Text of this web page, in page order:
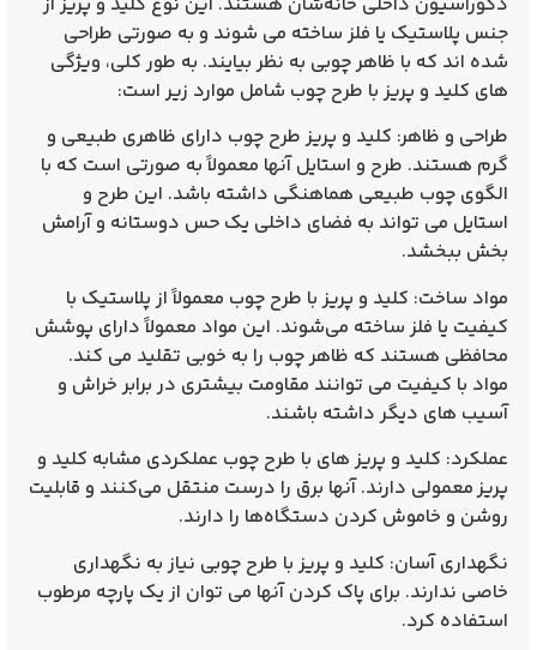
جنس پلاستیک یا فلز ساخته می‌ شوند و به صورتی طراحی
شده‌ اند که با ظاهر چوبی به نظر بیایند. به طور کلی، ویژگی‌
های کلید و پریز با طرح چوب شامل موارد زیر است:
طراحی و ظاهر: کلید و پریز طرح چوب دارای ظاهری طبیعی و
گرم هستند. طرح و استایل آنها معمولاً به صورتی است که با
الگوی چوب طبیعی هماهنگی داشته باشد. این طرح و
استایل می‌ تواند به فضای داخلی یک حس دوستانه و آرامش
بخش ببخشد.
مواد ساخت: کلید و پریز با طرح چوب معمولاً از پلاستیک با
کیفیت یا فلز ساخته می‌شوند. این مواد معمولاً دارای پوشش
محافظی هستند که ظاهر چوب را به خوبی تقلید می‌ کند.
مواد با کیفیت می‌ توانند مقاومت بیشتری در برابر خراش و
آسیب‌ های دیگر داشته باشند.
عملکرد: کلید و پریز های با طرح چوب عملکردی مشابه کلید و
پریز معمولی دارند. آنها برق را درست منتقل می‌کنند و قابلیت
روشن و خاموش کردن دستگاه‌ها را دارند.
نگهداری آسان: کلید و پریز با طرح چوبی نیاز به نگهداری
خاصی ندارند. برای پاک کردن آنها می‌ توان از یک پارچه مرطوب
استفاده کرد.